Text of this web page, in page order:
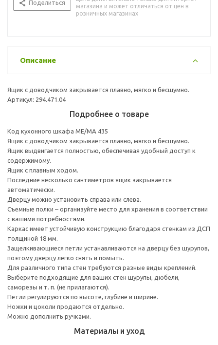
Поделиться
магазина и может отличаться от цен в
розничных магазинах
Описание
Ящик с доводчиком закрывается плавно, мягко и бесшумно.
Артикул: 294.471.04
Подробнее о товаре
Код кухонного шкафа ME/MA 435
Ящик с доводчиком закрывается плавно, мягко и бесшумно.
Ящик выдвигается полностью, обеспечивая удобный доступ к
содержимому.
Ящик с плавным ходом.
Последние несколько сантиметров ящик закрывается
автоматически.
Дверцу можно установить справа или слева.
Съемные полки – организуйте место для хранения в соответствии
с вашими потребностями.
Каркас имеет устойчивую конструкцию благодаря стенкам из ДСП
толщиной 18 мм.
Защелкивающиеся петли устанавливаются на дверцу без шурупов,
поэтому дверцу легко снять и помыть.
Для различного типа стен требуются разные виды креплений.
Выберите подходящие для ваших стен шурупы, дюбели,
саморезы и т. п. (не прилагаются).
Петли регулируются по высоте, глубине и ширине.
Ножки и цоколи продаются отдельно.
Можно дополнить ручками.
Материалы и уход